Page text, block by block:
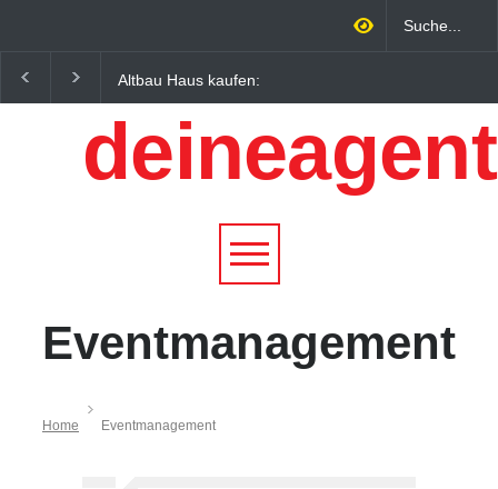
Altbau Haus kaufen:
Unterschiede zwischen
Süddeutschland und
Österreich einfach erklärt
Wirtschaftsfaktor: Wie
Qualitätstourismus
profitieren
Eventmanagement
Home Eventmanagement